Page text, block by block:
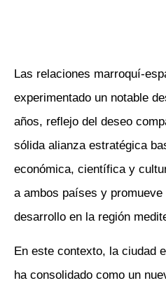
Las relaciones marroquí-
experimentado un notable
años, reflejo del deseo
sólida alianza estratégica
económica, científica y
a ambos países y
desarrollo en la región
En este contexto, la ciudad
ha consolidado como un